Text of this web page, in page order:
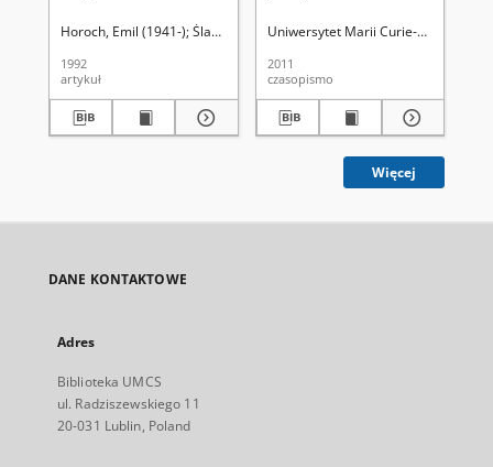
Horoch, Emil (1941-) Śladkowski, Wiesław (1935-). Red.
1992
artykuł
Uniwersytet Marii Curie-
2011
czasopismo
Więcej
DANE KONTAKTOWE
Adres
Biblioteka UMCS
ul. Radziszewskiego 11
20-031 Lublin, Poland